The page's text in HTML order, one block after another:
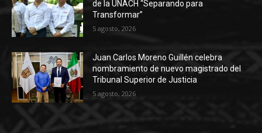
de la UNACH “Separando para
Transformar”
5 agosto, 2026
Juan Carlos Moreno Guillén celebra
nombramiento de nuevo magistrado del
Tribunal Superior de Justicia
5 agosto, 2026